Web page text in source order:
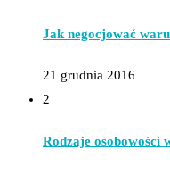
Jak negocjować
21 grudnia 2016
2
Rodzaje osobowości